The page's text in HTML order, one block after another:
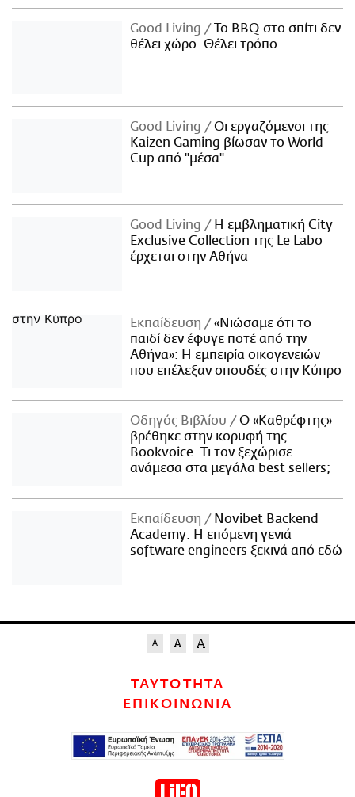
Good Living
Το BBQ στο σπίτι δεν
θέλει χώρο. Θέλει τρόπο.
Good Living
Οι εργαζόμενοι της
Kaizen Gaming βίωσαν το World
Cup από "μέσα"
Good Living
Η εμβληματική City
Exclusive Collection της Le Labo
έρχεται στην Αθήνα
Εκπαίδευση
«Νιώσαμε ότι το
παιδί δεν έφυγε ποτέ από την
Αθήνα»: Η εμπειρία οικογενειών
που επέλεξαν σπουδές στην Κύπρο
Οδηγός Βιβλίου
Ο «Καθρέφτης»
βρέθηκε στην κορυφή της
Bookvoice. Τι τον ξεχώρισε
ανάμεσα στα μεγάλα best sellers;
Εκπαίδευση
Novibet Backend
Academy: Η επόμενη γενιά
software engineers ξεκινά από εδώ
ΤΑΥΤΟΤΗΤΑ
ΕΠΙΚΟΙΝΩΝΙΑ